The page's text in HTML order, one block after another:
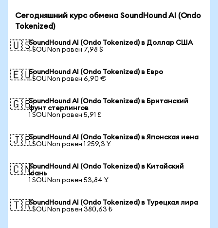
Сегодняшний курс обмена SoundHound AI (Ondo
Tokenized)
🇺🇸SoundHound AI (Ondo Tokenized) в Доллар США
1 SOUNon равен 7,98 $
🇪🇺SoundHound AI (Ondo Tokenized) в Евро
1 SOUNon равен 6,90 €
🇬🇧SoundHound AI (Ondo Tokenized) в Британский
фунт стерлингов
1 SOUNon равен 5,91 £
🇯🇵SoundHound AI (Ondo Tokenized) в Японская иена
1 SOUNon равен 1 259,3 ¥
🇨🇳SoundHound AI (Ondo Tokenized) в Китайский
юань
1 SOUNon равен 53,84 ¥
🇹🇷SoundHound AI (Ondo Tokenized) в Турецкая лира
1 SOUNon равен 380,63 ₺